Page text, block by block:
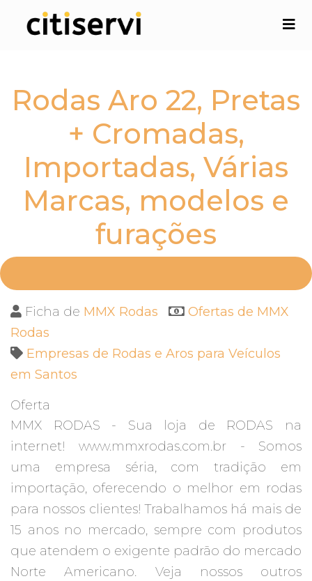
Rodas Aro 22, Pretas
+ Cromadas,
Importadas, Várias
Marcas, modelos e
furações
Ficha de MMX Rodas
Ofertas de MMX
Rodas
Empresas de Rodas e Aros para Veículos
em Santos
Oferta
MMX RODAS - Sua loja de RODAS na
internet! www.mmxrodas.com.br - Somos
uma empresa séria, com tradição em
importação, oferecendo o melhor em rodas
para nossos clientes! Trabalhamos há mais de
15 anos no mercado, sempre com produtos
que atendem o exigente padrão do mercado
Norte Americano. Veja nossos outros